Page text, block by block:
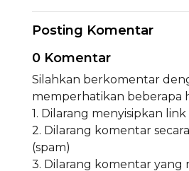
Posting Komentar
0 Komentar
Silahkan berkomentar
memperhatikan beberapa
1. Dilarang menyisipkan
2. Dilarang komentar
(spam)
3. Dilarang komentar yang